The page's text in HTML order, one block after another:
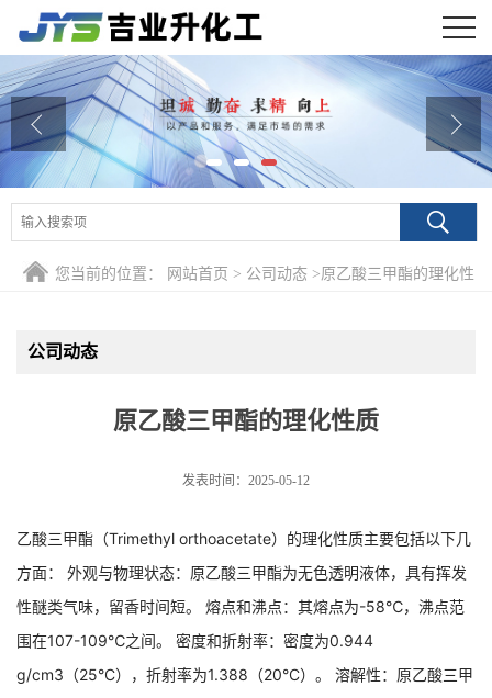
公司首页
公司介绍
公司动态
产品展厅
证书荣誉
您当前的位置： 网站首页 > 公司动态 >原乙酸三甲酯的理化性
公司动态
原乙酸三甲酯的理化性质
发表时间：2025-05-12
乙酸三甲酯（Trimethyl orthoacetate）的理化性质主要包括以下几
方面： 外观与物理状态：原乙酸三甲酯为无色透明液体，具有挥发
性醚类气味，留香时间短。 熔点和沸点：其熔点为-58℃，沸点范
围在107-109℃之间。 密度和折射率：密度为0.944
g/cm3（25°C），折射率为1.388（20°C）。 溶解性：原乙酸三甲